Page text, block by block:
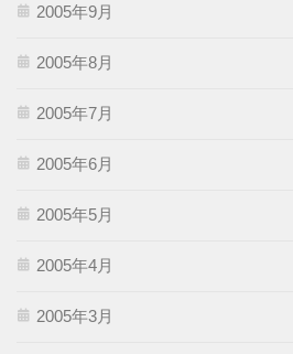
2005年9月
2005年8月
2005年7月
2005年6月
2005年5月
2005年4月
2005年3月